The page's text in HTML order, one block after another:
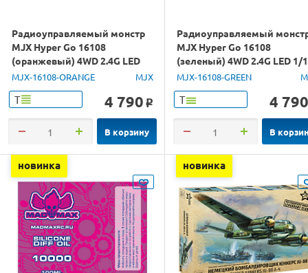
Радиоуправляемый монстр
MJX Hyper Go 16108
(оранжевый) 4WD 2.4G LED
1/16 RTR
MJX-16108-ORANGE MJX
Т 4 790 o
В корзину
Радиоуправляемый
MJX Hyper Go 16108
(зеленый) 4WD 2.4G LED 1/
RTR
MJX-16108-GREEN
Т 4 790
В
новинка новинка